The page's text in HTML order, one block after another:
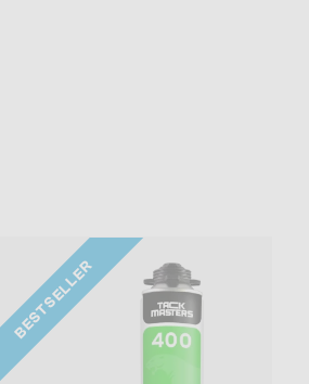
BESTSELLER